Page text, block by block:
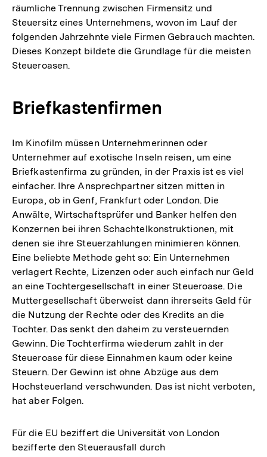
räumliche Trennung zwischen Firmensitz und
Steuersitz eines Unternehmens, wovon im Lauf der
folgenden Jahrzehnte viele Firmen Gebrauch machten.
Dieses Konzept bildete die Grundlage für die meisten
Steueroasen.
Briefkastenfirmen
Im Kinofilm müssen Unternehmerinnen oder
Unternehmer auf exotische Inseln reisen, um eine
Briefkastenfirma zu gründen, in der Praxis ist es viel
einfacher. Ihre Ansprechpartner sitzen mitten in
Europa, ob in Genf, Frankfurt oder London. Die
Anwälte, Wirtschaftsprüfer und Banker helfen den
Konzernen bei ihren Schachtelkonstruktionen, mit
denen sie ihre Steuerzahlungen minimieren können.
Eine beliebte Methode geht so: Ein Unternehmen
verlagert Rechte, Lizenzen oder auch einfach nur Geld
an eine Tochtergesellschaft in einer Steueroase. Die
Muttergesellschaft überweist dann ihrerseits Geld für
die Nutzung der Rechte oder des Kredits an die
Tochter. Das senkt den daheim zu versteuernden
Gewinn. Die Tochterfirma wiederum zahlt in der
Steueroase für diese Einnahmen kaum oder keine
Steuern. Der Gewinn ist ohne Abzüge aus dem
Hochsteuerland verschwunden. Das ist nicht verboten,
hat aber Folgen.
Für die EU beziffert die Universität von London
bezifferte den Steuerausfall durch